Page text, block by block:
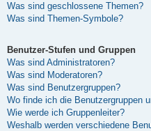
Was sind geschlossene Themen?
Was sind Themen-Symbole?
Benutzer-Stufen und Gruppen
Was sind Administratoren?
Was sind Moderatoren?
Was sind Benutzergruppen?
Wo finde ich die Benutzergruppen
Wie werde ich Gruppenleiter?
Weshalb werden verschiedene